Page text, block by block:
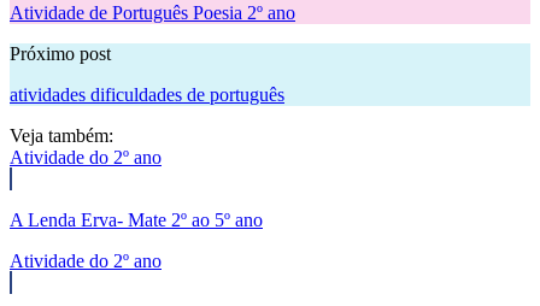
Atividade de Português Poesia 2º ano
Próximo post
atividades dificuldades de português
Veja também:
Atividade do 2º ano
A Lenda Erva- Mate 2º ao 5º ano
Atividade do 2º ano